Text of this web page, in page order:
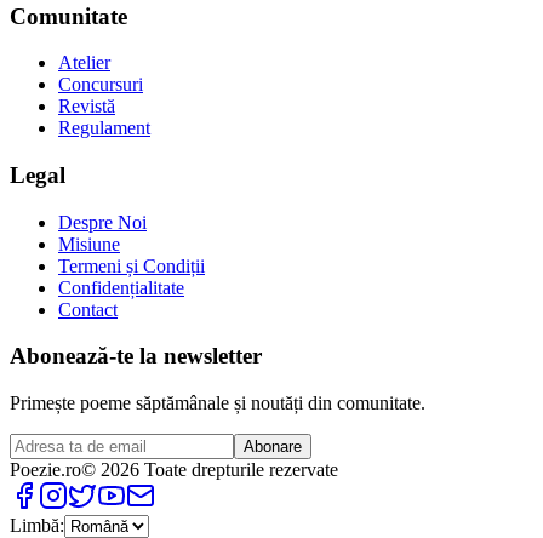
Comunitate
Atelier
Concursuri
Revistă
Regulament
Legal
Despre Noi
Misiune
Termeni și Condiții
Confidențialitate
Contact
Abonează-te la newsletter
Primește poeme săptămânale și noutăți din comunitate.
Abonare
Poezie.ro© 2026 Toate drepturile rezervate
Limbă: